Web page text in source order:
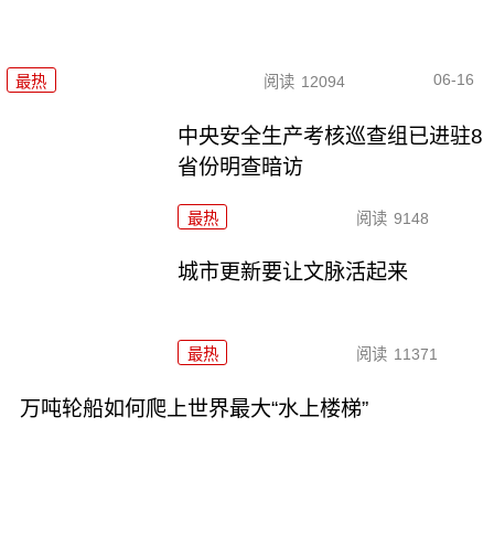
最热 阅读 12094 06-16
中央安全生产考核巡查组已进驻8
省份明查暗访
最热 阅读 9148
城市更新要让文脉活起来
最热 阅读 11371
万吨轮船如何爬上世界最大“水上楼梯”